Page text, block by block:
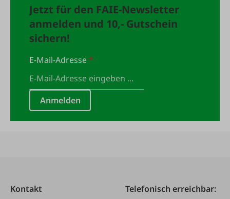
Jetzt für den FAIE-Newsletter
anmelden und 10,- Gutschein
sichern!
E-Mail-Adresse*
Anmelden
Kontakt Telefonisch erreichbar: